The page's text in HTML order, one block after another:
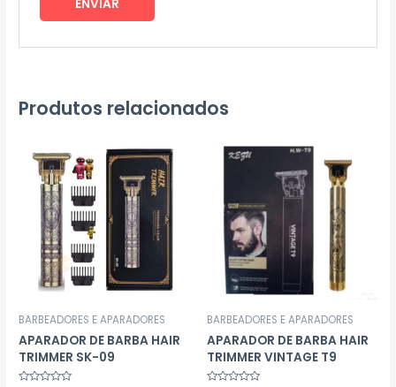
Produtos relacionados
BARBEADORES E APARADORES
APARADOR DE BARBA HAIR
TRIMMER SK-09
BARBEADORES E APARADORES
APARADOR DE BARBA HAIR
TRIMMER VINTAGE T9